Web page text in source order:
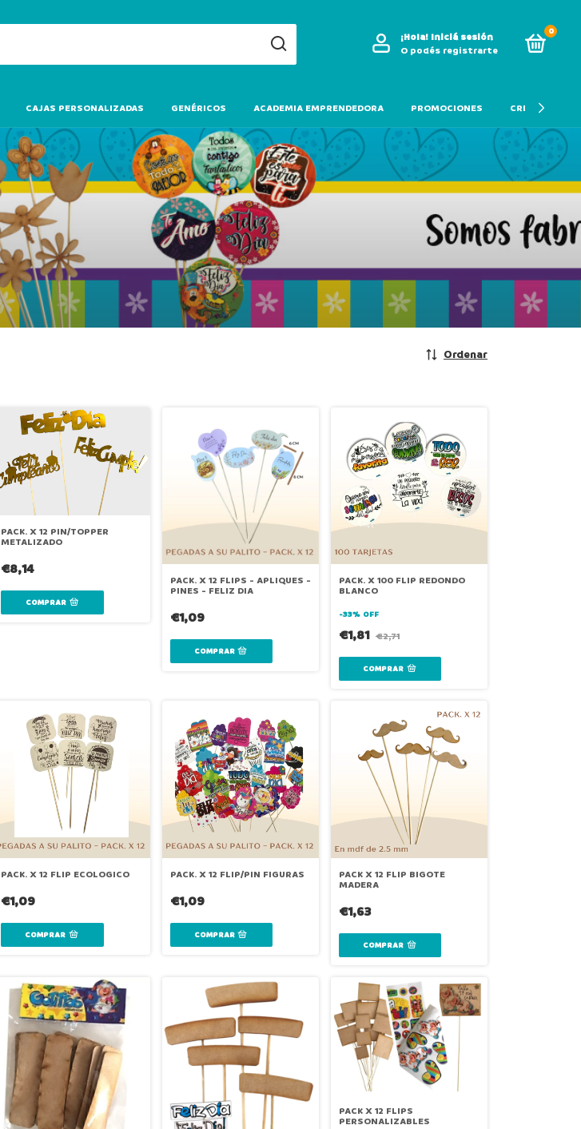
¡Hola! Iniciá sesión
O podés registrarte
0
CAJAS PERSONALIZADAS GENÉRICOS ACADEMIA EMPRENDEDORA PROMOCIONES CREDITO
Ordenar
PACK. X 12 PIN/TOPPER
METALIZADO
€8,14
COMPRAR
PACK. X 12 FLIPS - APLIQUES -
PINES - FELIZ DIA
€1,09
PACK. X 100 FLIP REDONDO
BLANCO
-33% OFF
€1,81 €2,71
PACK. X 12 FLIP ECOLOGICO
€1,09
PACK. X 12 FLIP/PIN FIGURAS
€1,09
PACK X 12 FLIP BIGOTE
MADERA
€1,63
PACK X 12 FLIPS
PERSONALIZABLES